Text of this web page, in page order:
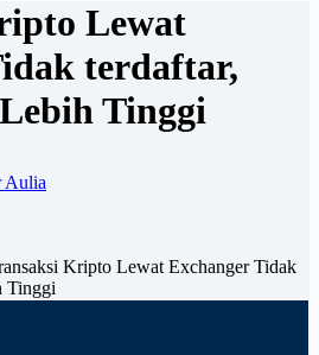
Lewat
terdaftar,
Tinggi
Aulia
Kripto Lewat Exchanger Tidak
Tinggi